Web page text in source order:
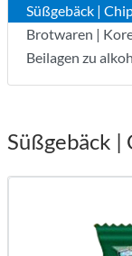
Süßgebäck |
Brotwaren |
Beilagen zu
Süßgebäck |